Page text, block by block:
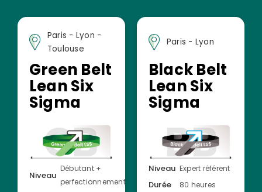
Paris - Lyon -
Toulouse
Green Belt
Lean Six
Sigma
Niveau
Débutant +
perfectionnement
Paris - Lyon
Black Belt
Lean Six
Sigma
Niveau Expert référent
Durée 80 heures